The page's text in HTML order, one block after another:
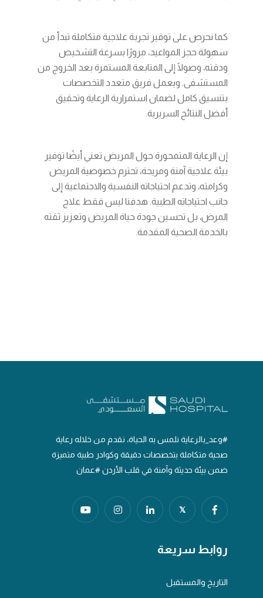
كما نحرص على توفير تجربة علاجية متكاملة تبدأ من
سهولة حجز المواعيد، مرورًا بسرعة التشخيص
ودقته، وصولًا إلى المتابعة المستمرة بعد الخروج من
المستشفى. ويعمل فريق متعدد التخصصات
بتنسيق كامل لضمان استمرارية الرعاية وتحقيق
أفضل النتائج السريرية.
إن الرعاية المتمحورة حول المريض تعني أيضًا توفير
بيئة علاجية آمنة ومريحة، تحترم خصوصية المريض
وكرامته، وتدعم احتياجاته النفسية والاجتماعية إلى
جانب احتياجاته الطبية. هدفنا ليس فقط علاج
المرض، بل تحسين جودة حياة المريض وتعزيز ثقته
بالخدمة الصحية المقدمة.
#وعد_بالرعاية نلمس به الحياة، نقدم من خلاله رعاية
صحية متكاملة بتخصصات دقيقة وكوادر طبية متميزة
ضمن بيئة حديثة وآمنة في قلب الأردن #عمان
𝕏
روابط سريعة
التاريخ والمستقبل